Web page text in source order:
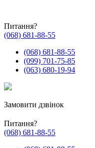
Питання?
(068) 681-88-55
(068) 681-88-55
(099) 701-75-85
(063) 680-19-94
Замовити дзвінок
Питання?
(068) 681-88-55